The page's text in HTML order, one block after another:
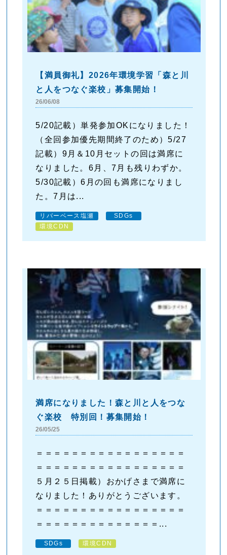
【満員御礼】2026年環境学習「森と川
と人をつなぐ楽校」募集開始！
26/06/08
5/20記載）単発参加OKになりました！
（全回参加優先期間終了のため）5/27
記載）9月＆10月セットの回は満席に
なりました。6月、7月も残りわずか。
5/30記載）6月の回も満席になりまし
た。7月は...
リバーベース塩瀬
SDGs
環境CDN
満席になりました！森と川と人をつな
ぐ楽校 特別回！募集開始！
26/05/25
＝＝＝＝＝＝＝＝＝＝＝＝＝＝＝＝＝
＝＝＝＝＝＝＝＝＝＝＝＝＝＝＝＝＝
５月２５日掲載）おかげさまで満席に
なりました！ありがとうございます。
＝＝＝＝＝＝＝＝＝＝＝＝＝＝＝＝＝
＝＝＝＝＝＝＝＝＝＝＝＝＝＝...
SDGs 環境CDN